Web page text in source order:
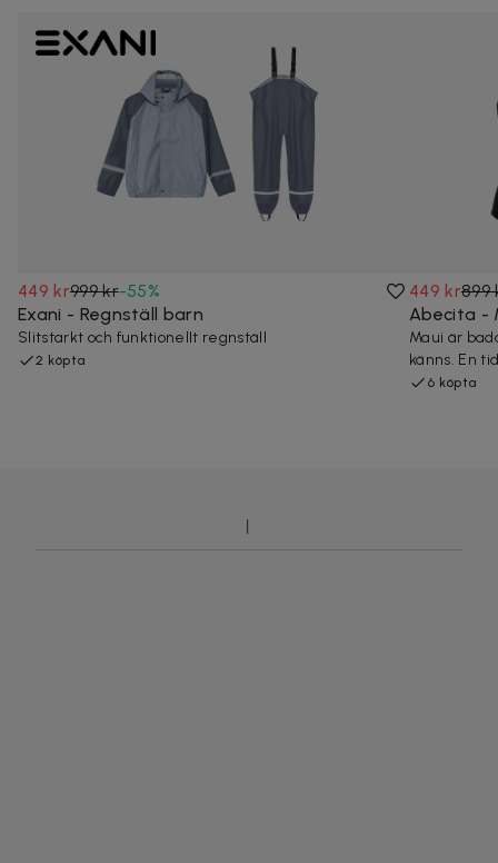
449 kr999 kr-55%
Exani - Regnställ barn
Slitstarkt och funktionellt regnställ
2 köpta
449 kr899
Abecita -
Maui är
känns. En
6 köpta